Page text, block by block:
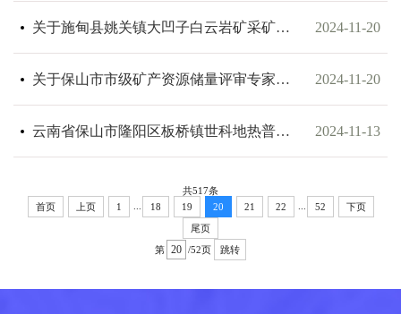
关于施甸县姚关镇大凹子白云岩矿采矿权出让收益评估报告内容的公示 2024-11-20
关于保山市市级矿产资源储量评审专家库新增人员名单的公告 2024-11-20
云南省保山市隆阳区板桥镇世科地热普查探矿权挂牌出让公告 2024-11-13
共517条
首页
上页 1 18 19 20 21 22 52
下页
尾页
第
/52页 跳转